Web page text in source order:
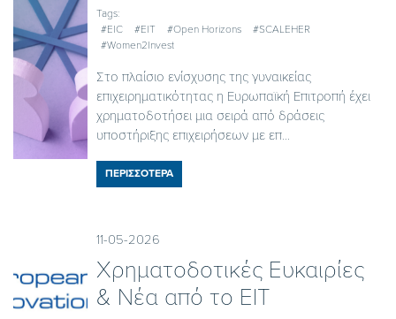
Tags:
#EIC
#EIT #Open Horizons
#SCALEHER
#Women2Invest
Στο πλαίσιο ενίσχυσης της γυναικείας
επιχειρηματικότητας η Ευρωπαϊκή Επιτροπή έχει
χρηματοδοτήσει μια σειρά από δράσεις
υποστήριξης επιχειρήσεων με επ...
ΠΕΡΙΣΣΟΤΕΡΑ
11-05-2026
Χρηματοδοτικές Ευκαιρίες
& Νέα από το EIT